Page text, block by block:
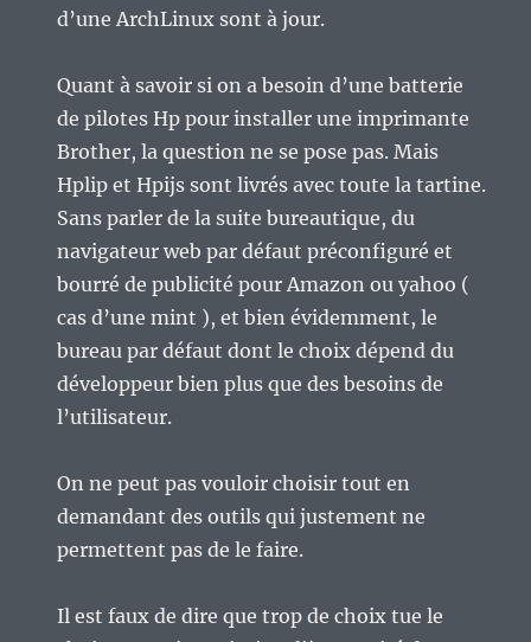
d’une ArchLinux sont à jour.
Quant à savoir si on a besoin d’une batterie
de pilotes Hp pour installer une imprimante
Brother, la question ne se pose pas. Mais
Hplip et Hpijs sont livrés avec toute la tartine.
Sans parler de la suite bureautique, du
navigateur web par défaut préconfiguré et
bourré de publicité pour Amazon ou yahoo (
cas d’une mint ), et bien évidemment, le
bureau par défaut dont le choix dépend du
développeur bien plus que des besoins de
l’utilisateur.
On ne peut pas vouloir choisir tout en
demandant des outils qui justement ne
permettent pas de le faire.
Il est faux de dire que trop de choix tue le